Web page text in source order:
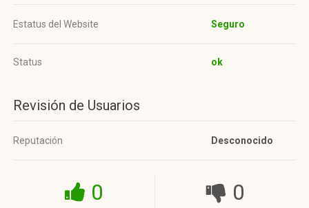
Estatus del Website Seguro
Status ok
Revisión de Usuarios
Reputación Desconocido
0 0